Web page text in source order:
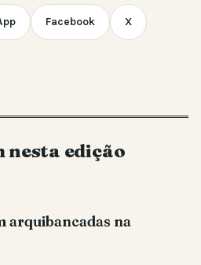
Facebook X
nesta edição
arquibancadas na